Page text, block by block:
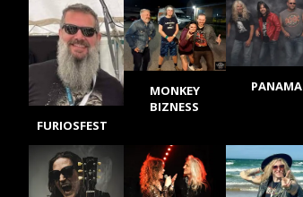
FURIOSFEST
MONKEY
BIZNESS
PANAMA